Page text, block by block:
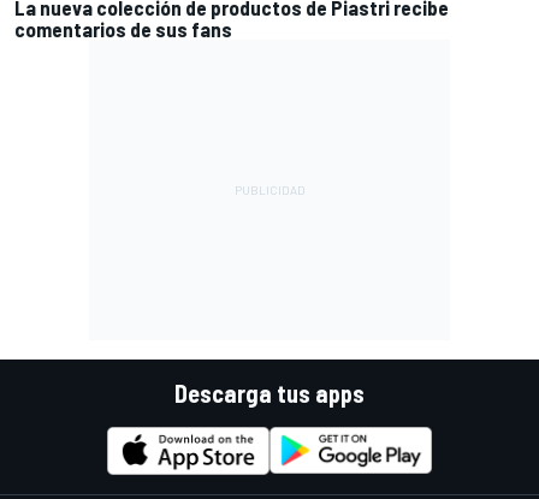
La nueva colección de productos de Piastri recibe
comentarios de sus fans
Descarga tus apps